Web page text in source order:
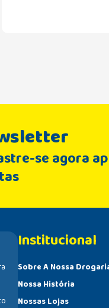
se agora
Institucional
Sobre A Nossa
Nossa História
Nossas Lojas